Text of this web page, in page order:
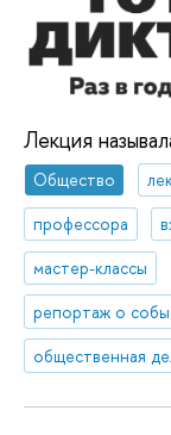
Лекция
Общество
профессора
мастер-классы
репортаж о
общественная